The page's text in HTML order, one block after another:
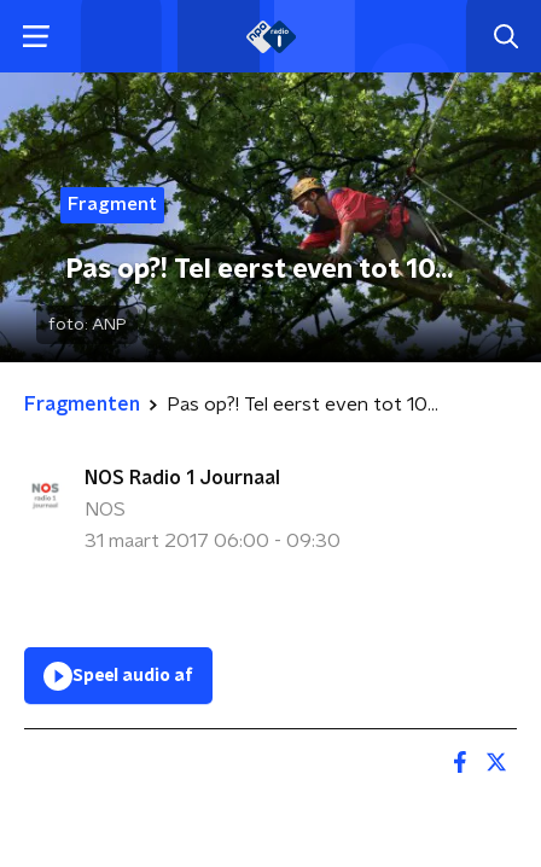
Fragment
Pas op?! Tel eerst even tot 10...
foto: ANP
Fragmenten Pas op?! Tel eerst even tot 10...
NOS Radio 1 Journaal
NOS
31 maart 2017 06:00 - 09:30
Speel audio af